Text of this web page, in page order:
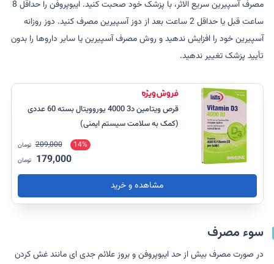
مصرف آسپیرین سریع الاثر، با پزشک خود صحبت کنید. ایبوپروفن را حداقل 8
ساعت قبل یا حداقل 2 ساعت بعد از دوز آسپیرین مصرف کنید. دوز روزانه
آسپیرین خود را افزایش ندهید و روش مصرف آسپیرین یا سایر داروها را بدون
تأیید پزشک تغییر ندهید.
قرص ویتامین د3 4000 یوروویتال بسته 60 عددی
(کمک به سلامت سیستم ایمنی)
14%
209,000 تومان
179,000 تومان
مشاهده و خرید
سوء مصرف
در صورت مصرف بیش از حد ایبوپروفن و بروز علائم جدی ای مانند غش کردن